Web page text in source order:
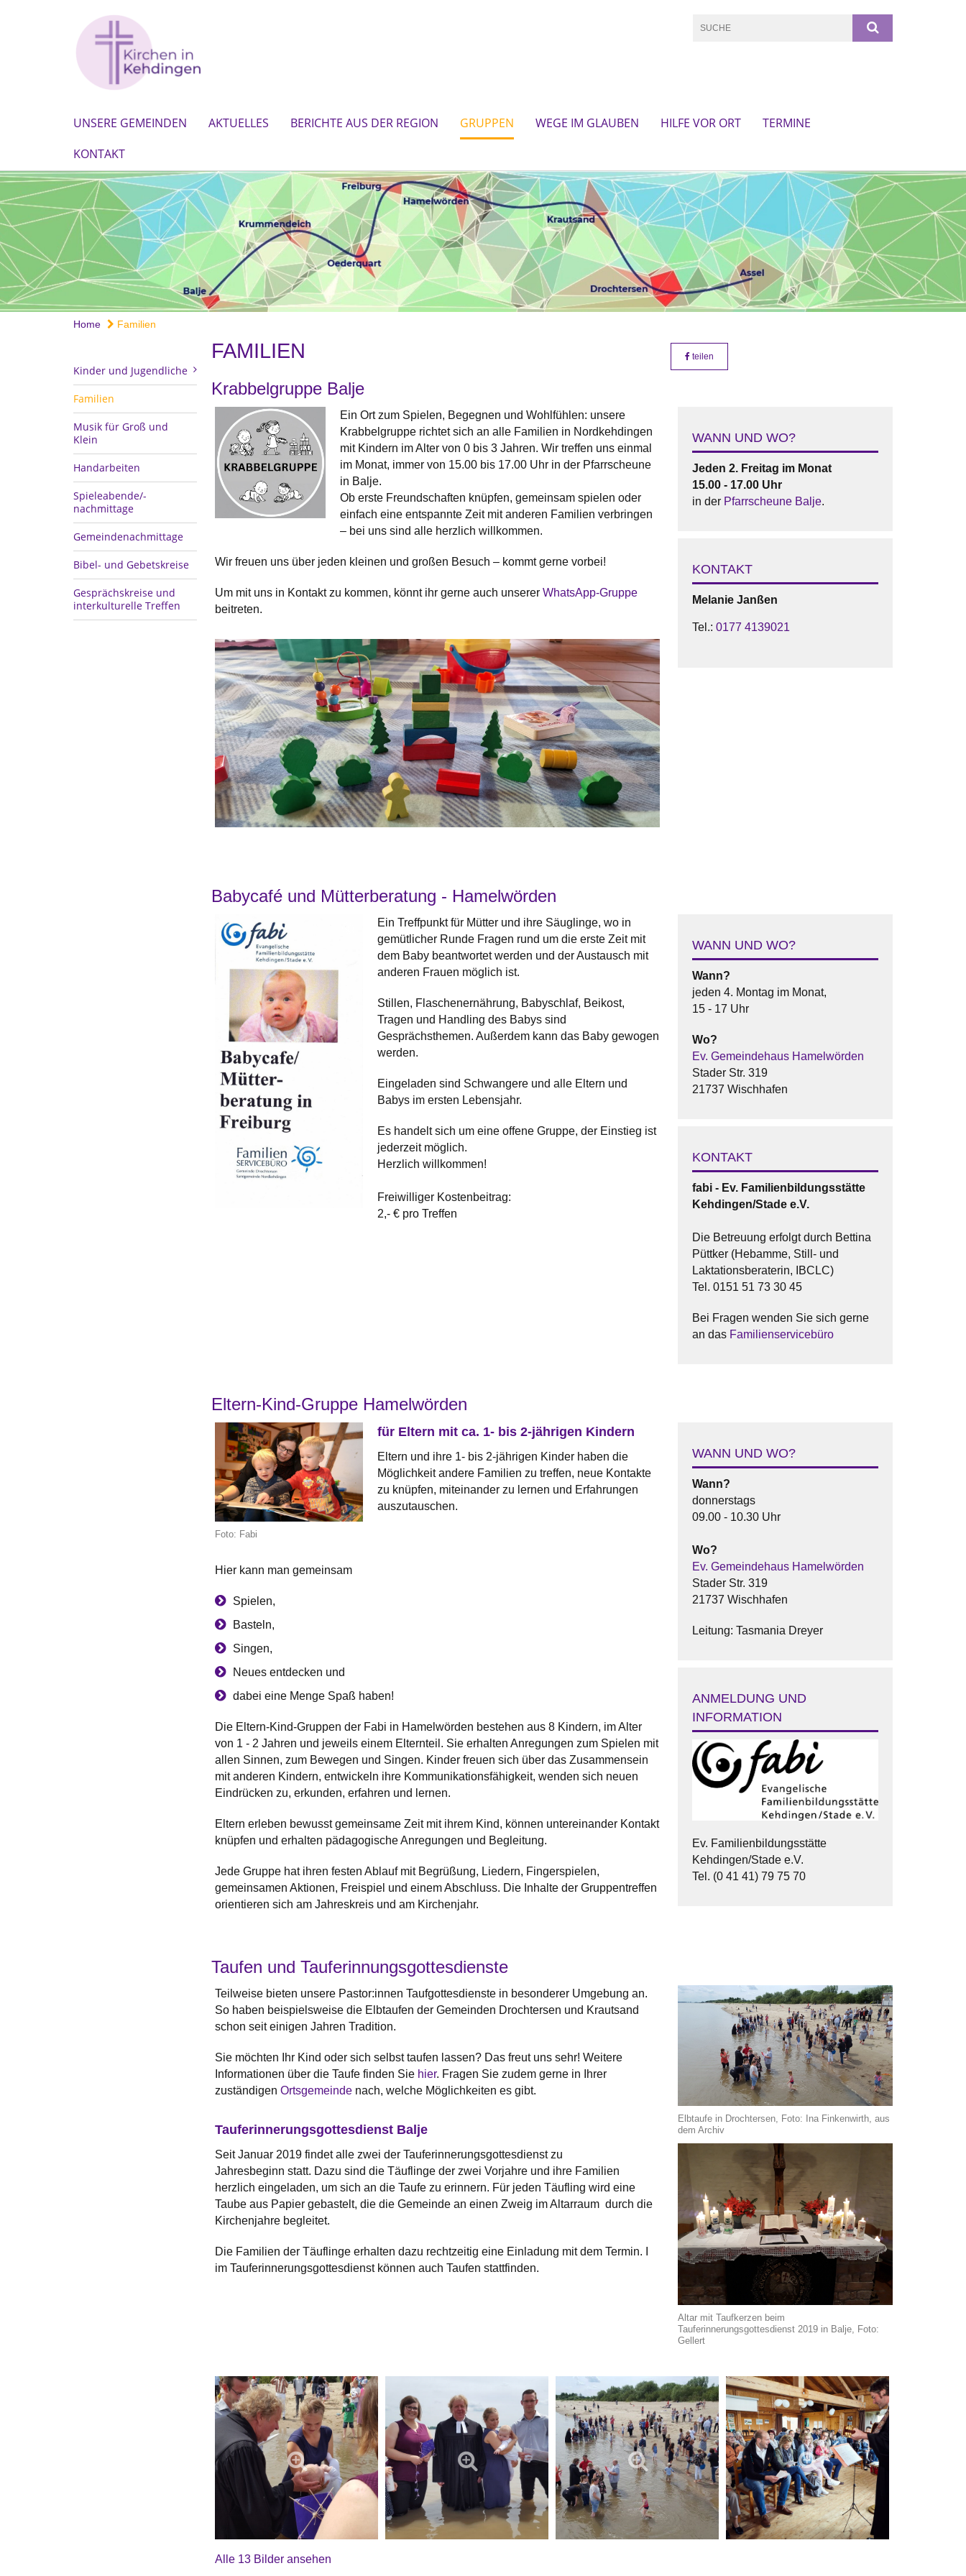
UNSERE GEMEINDEN AKTUELLES BERICHTE AUS DER REGION GRUPPEN WEGE IM GLAUBEN HILFE VOR ORT
TERMINE
KONTAKT
Home Familien
Kinder und Jugendliche
Familien
Musik für Groß und
Klein
Handarbeiten
Spieleabende/-
nachmittage
Gemeindenachmittage
Bibel- und Gebetskreise
Gesprächskreise und
interkulturelle Treffen
FAMILIEN teilen
Krabbelgruppe Balje
Ein Ort zum Spielen, Begegnen und Wohlfühlen: unsere
Krabbelgruppe richtet sich an alle Familien in Nordkehdingen
mit Kindern im Alter von 0 bis 3 Jahren. Wir treffen uns einmal
im Monat, immer von 15.00 bis 17.00 Uhr in der Pfarrscheune
in Balje.
Ob erste Freundschaften knüpfen, gemeinsam spielen oder
einfach eine entspannte Zeit mit anderen Familien verbringen
– bei uns sind alle herzlich willkommen.
Wir freuen uns über jeden kleinen und großen Besuch – kommt gerne vorbei!
Um mit uns in Kontakt zu kommen, könnt ihr gerne auch unserer WhatsApp-Gruppe
beitreten.
WANN UND WO?
Jeden 2. Freitag im Monat
15.00 - 17.00 Uhr
in der Pfarrscheune Balje.
KONTAKT
Melanie Janßen
Tel.: 0177 4139021
Babycafé und Mütterberatung - Hamelwörden
Ein Treffpunkt für Mütter und ihre Säuglinge, wo in
gemütlicher Runde Fragen rund um die erste Zeit mit
dem Baby beantwortet werden und der Austausch mit
anderen Frauen möglich ist.
Stillen, Flaschenernährung, Babyschlaf, Beikost,
Tragen und Handling des Babys sind
Gesprächsthemen. Außerdem kann das Baby gewogen
werden.
Eingeladen sind Schwangere und alle Eltern und
Babys im ersten Lebensjahr.
Es handelt sich um eine offene Gruppe, der Einstieg ist
jederzeit möglich.
Herzlich willkommen!
Freiwilliger Kostenbeitrag:
2,- € pro Treffen
WANN UND WO?
Wann?
jeden 4. Montag im Monat,
15 - 17 Uhr
Wo?
Ev. Gemeindehaus Hamelwörden
Stader Str. 319
21737 Wischhafen
KONTAKT
fabi - Ev. Familienbildungsstätte
Kehdingen/Stade e.V.
Die Betreuung erfolgt durch Bettina
Püttker (Hebamme, Still- und
Laktationsberaterin, IBCLC)
Tel. 0151 51 73 30 45
Bei Fragen wenden Sie sich gerne
an das Familienservicebüro
Eltern-Kind-Gruppe Hamelwörden
Foto: Fabi
für Eltern mit ca. 1- bis 2-jährigen Kindern
Eltern und ihre 1- bis 2-jährigen Kinder haben die
Möglichkeit andere Familien zu treffen, neue Kontakte
zu knüpfen, miteinander zu lernen und Erfahrungen
auszutauschen.
Hier kann man gemeinsam
Spielen,
Basteln,
Singen,
Neues entdecken und
dabei eine Menge Spaß haben!
Die Eltern-Kind-Gruppen der Fabi in Hamelwörden bestehen aus 8 Kindern, im Alter
von 1 - 2 Jahren und jeweils einem Elternteil. Sie erhalten Anregungen zum Spielen mit
allen Sinnen, zum Bewegen und Singen. Kinder freuen sich über das Zusammensein
mit anderen Kindern, entwickeln ihre Kommunikationsfähigkeit, wenden sich neuen
Eindrücken zu, erkunden, erfahren und lernen.
Eltern erleben bewusst gemeinsame Zeit mit ihrem Kind, können untereinander Kontakt
knüpfen und erhalten pädagogische Anregungen und Begleitung.
Jede Gruppe hat ihren festen Ablauf mit Begrüßung, Liedern, Fingerspielen,
gemeinsamen Aktionen, Freispiel und einem Abschluss. Die Inhalte der Gruppentreffen
orientieren sich am Jahreskreis und am Kirchenjahr.
WANN UND WO?
Wann?
donnerstags
09.00 - 10.30 Uhr
Wo?
Ev. Gemeindehaus Hamelwörden
Stader Str. 319
21737 Wischhafen
Leitung: Tasmania Dreyer
ANMELDUNG UND
INFORMATION
Ev. Familienbildungsstätte
Kehdingen/Stade e.V.
Tel. (0 41 41) 79 75 70
Taufen und Tauferinnungsgottesdienste
Teilweise bieten unsere Pastor:innen Taufgottesdienste in besonderer Umgebung an.
So haben beispielsweise die Elbtaufen der Gemeinden Drochtersen und Krautsand
schon seit einigen Jahren Tradition.
Sie möchten Ihr Kind oder sich selbst taufen lassen? Das freut uns sehr! Weitere
Informationen über die Taufe finden Sie hier. Fragen Sie zudem gerne in Ihrer
zuständigen Ortsgemeindenach, welche Möglichkeiten es gibt.
Tauferinnerungsgottesdienst Balje
Seit Januar 2019 findet alle zwei der Tauferinnerungsgottesdienst zu
Jahresbeginn statt. Dazu sind die Täuflinge der zwei Vorjahre und ihre Familien
herzlich eingeladen, um sich an die Taufe zu erinnern. Für jeden Täufling wird eine
Taube aus Papier gebastelt, die die Gemeinde an einen Zweig im Altarraum durch die
Kirchenjahre begleitet.
Die Familien der Täuflinge erhalten dazu rechtzeitig eine Einladung mit dem Termin. I
im Tauferinnerungsgottesdienst können auch Taufen stattfinden.
Elbtaufe in Drochtersen, Foto: Ina Finkenwirth, aus
dem Archiv
Altar mit Taufkerzen beim
Tauferinnerungsgottesdienst 2019 in Balje, Foto:
Gellert
Alle 13 Bilder ansehen